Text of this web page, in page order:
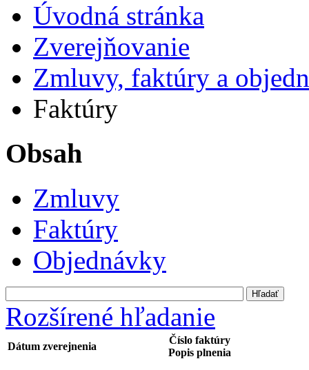
Úvodná stránka
Zverejňovanie
Zmluvy, faktúry a
Faktúry
Obsah
Zmluvy
Faktúry
Objednávky
Rozšírené hľadanie
Dátum zverejnenia
Číslo faktúry
Popis plnenia